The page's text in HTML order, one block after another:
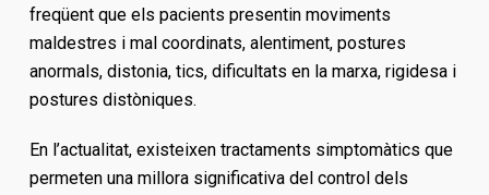
freqüent que els pacients presentin moviments
maldestres i mal coordinats, alentiment, postures
anormals, distonia, tics, dificultats en la marxa, rigidesa i
postures distòniques.
En l’actualitat, existeixen tractaments simptomàtics que
permeten una millora significativa del control dels